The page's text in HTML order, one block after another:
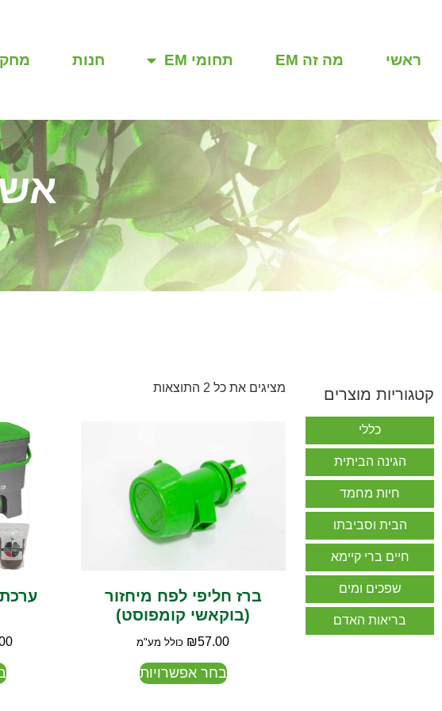
ראשי מה זה EM תחומי EM חנות
קטגוריות מוצרים
כללי
הגינה הביתית
חיות מחמד
הבית וסביבתו
חיים ברי קיימא
שפכים ומים
בריאות האדם
מציגים את כל ⁦2⁩ התוצאות
ברז חליפי לפח מיחזור
(בוקאשי קומפוסט)
₪57.00 כולל מע"מ
בחר אפשרויות